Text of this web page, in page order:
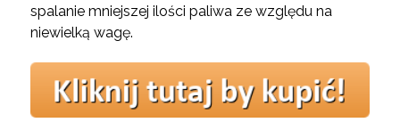
spalanie mniejszej ilości paliwa ze względu na
niewielką wagę.